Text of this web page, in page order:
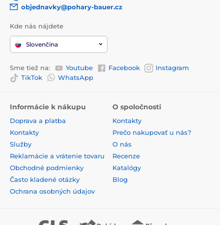
objednavky@pohary-bauer.cz
Kde nás nájdete
Slovenčina
Sme tiež na: Youtube Facebook
Instagram
TikTok
WhatsApp
Informácie k nákupu
Doprava a platba
Kontakty
Služby
Reklamácie a vrátenie tovaru
Obchodné podmienky
Často kladené otázky
Ochrana osobných údajov
O spoločnosti
Kontakty
Prečo nakupovať u nás?
O nás
Recenze
Katalógy
Blog